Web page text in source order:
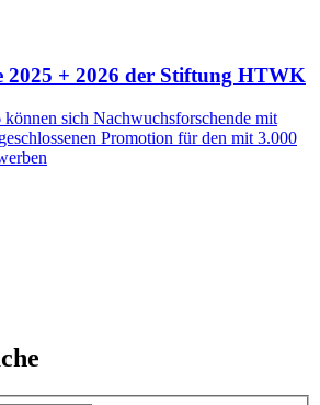
2025 + 2026 der Stiftung HTWK
sich Nachwuchsforschende mit
Promotion für den mit 3.000